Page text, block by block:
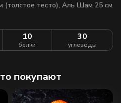
(толстое тесто), Аль Шам 25 см
10
белки
30
углеводы
покупают